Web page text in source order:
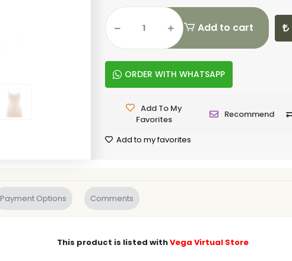
Add to cart
ORDER WITH WHATSAPP
Add To My
Favorites
Recommend
Add to my favorites
Payment Options Comments
This product is listed withVega Virtual Store